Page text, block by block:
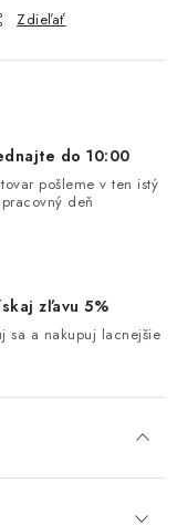
Zdieľať
do 10:00
pošleme v ten istý
pracovný deň
zľavu 5%
sa a nakupuj lacnejšie